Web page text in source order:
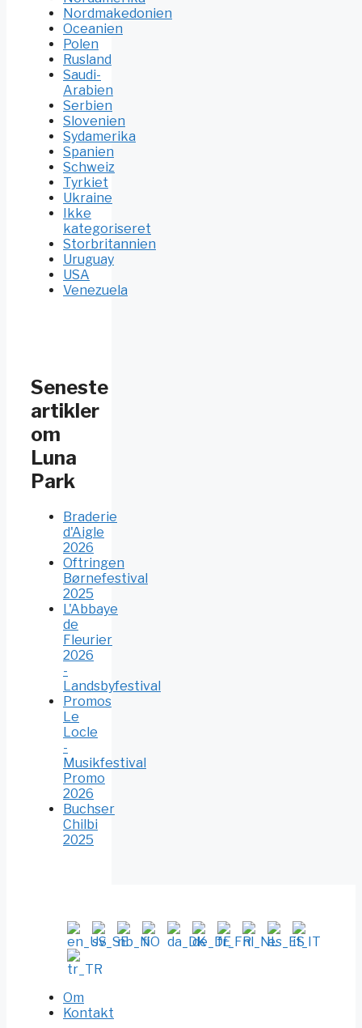
Nordmakedonien
Oceanien
Polen
Rusland
Saudi-
Arabien
Serbien
Slovenien
Sydamerika
Spanien
Schweiz
Tyrkiet
Ukraine
Ikke
kategoriseret
Storbritannien
Uruguay
USA
Venezuela
Seneste
artikler
om
Luna
Park
Braderie
d'Aigle
2026
Oftringen
Børnefestival
2025
L'Abbaye
de
Fleurier
2026
-
Landsbyfestival
Promos
Le
Locle
-
Musikfestival
Promo
2026
Buchser
Chilbi
2025
Om
Kontakt